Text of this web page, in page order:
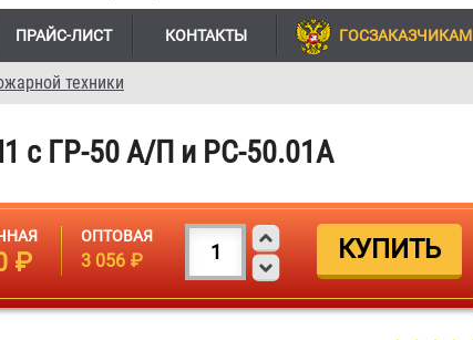
ПРАЙС-ЛИСТ КОНТАКТЫ ГОСЗАКАЗЧИКАМ
техники
с ГР-50 А/П и РС-50.01А
₽
ОПТОВАЯ
3 056 ₽